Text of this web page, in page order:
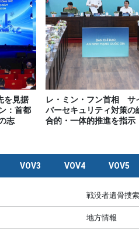
を見据
：首都
志
レ・ミン・フン首相 サ
バーセキュリティ対策の
合的・一体的推進を指示
VOV3 VOV4 VOV5
戦没者遺骨捜
地方情報